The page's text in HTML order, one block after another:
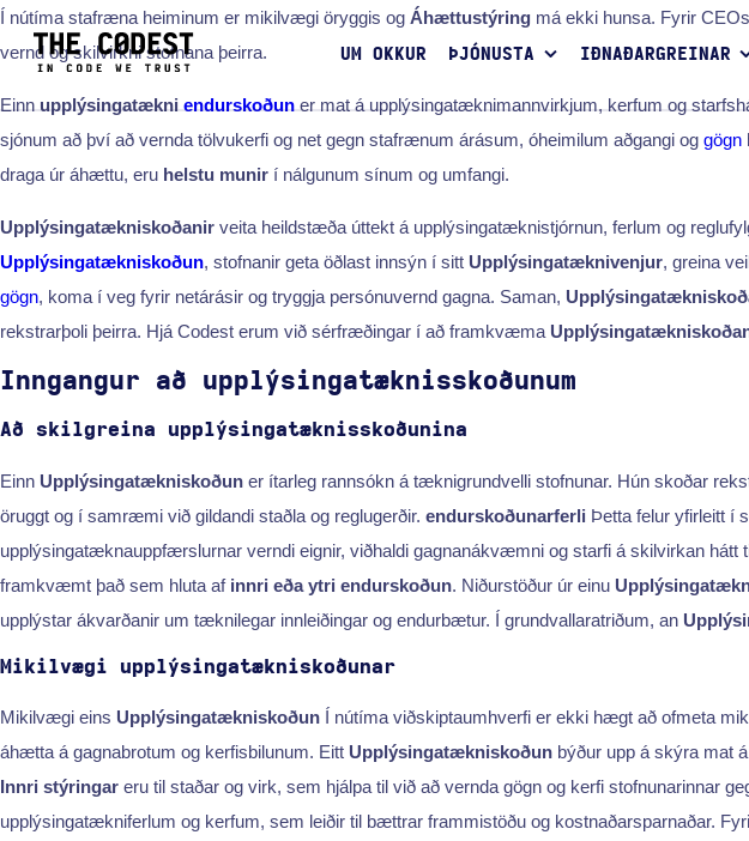
UM OKKUR ÞJÓNUSTA IÐNAÐARGREINAR
Í nútíma stafræna heiminum er mikilvægi öryggis og Áhættustýring má ekki hunsa. Fyrir
vernd og skilvirkni stofnana þeirra.
Einnupplýsingatækniendurskoðuner mat á upplýsingatæknimannvirkjum, kerfum og
sjónum að því að vernda tölvukerfi og net gegn stafrænum árásum, óheimilum aðgangi og gögn
draga úr áhættu, eru helstu munir í nálgunum sínum og umfangi.
Upplýsingatækniskoðanir veita heildstæða úttekt á upplýsingatæknistjórnun, ferlum og
Upplýsingatækniskoðun, stofnanir geta öðlast innsýn í sitt Upplýsingatæknivenjur, greina
gögn, koma í veg fyrir netárásir og tryggja persónuvernd gagna. Saman,
rekstrarþoli þeirra. Hjá Codest erum við sérfræðingar í að framkvæma
Inngangur að upplýsingatæknisskoðunum
Að skilgreina upplýsingatæknisskoðunina
Einn Upplýsingatækniskoðun er ítarleg rannsókn á tæknigrundvelli stofnunar. Hún skoðar
öruggt og í samræmi við gildandi staðla og reglugerðir. endurskoðunarferli Þetta felur yfirleitt í
upplýsingatæknauppfærslurnar verndi eignir, viðhaldi gagnanákvæmni og starfi á skilvirkan hátt
framkvæmt það sem hluta af innri eða ytri endurskoðun. Niðurstöður úr einu
upplýstar ákvarðanir um tæknilegar innleiðingar og endurbætur. Í grundvallaratriðum, an
Mikilvægi upplýsingatækniskoðunar
Mikilvægi eins Upplýsingatækniskoðun Í nútíma viðskiptaumhverfi er ekki hægt að ofmeta
áhætta á gagnabrotum og kerfisbilunum. Eitt Upplýsingatækniskoðun býður upp á skýra mat
Innri stýringar eru til staðar og virk, sem hjálpa til við að vernda gögn og kerfi stofnunarinnar
upplýsingatækniferlum og kerfum, sem leiðir til bættrar frammistöðu og kostnaðarsparnaðar.